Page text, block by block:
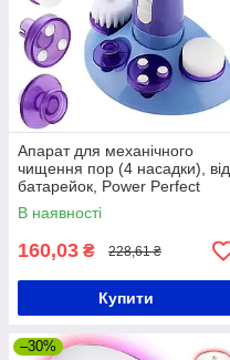
Апарат для механічного
чищення пор (4 насадки), від
батарейок, Power Perfect
Pore / Вакуумний очищувач
пор
В наявності
160,03 ₴ 228,61 ₴
Купити
–30%